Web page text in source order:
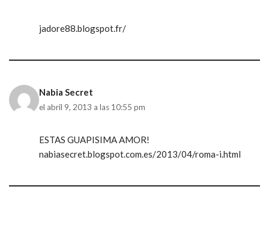
jadore88.blogspot.fr/
Nabia Secret
el abril 9, 2013 a las 10:55 pm
ESTAS GUAPISIMA AMOR!
nabiasecret.blogspot.com.es/2013/04/roma-i.html